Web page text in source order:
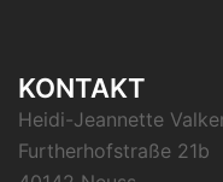
KONTAKT
Heidi-Jeannette
Furtherhofstraße 21b